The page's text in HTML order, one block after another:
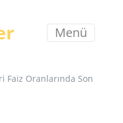
Menü
Faiz Oranlarında Son